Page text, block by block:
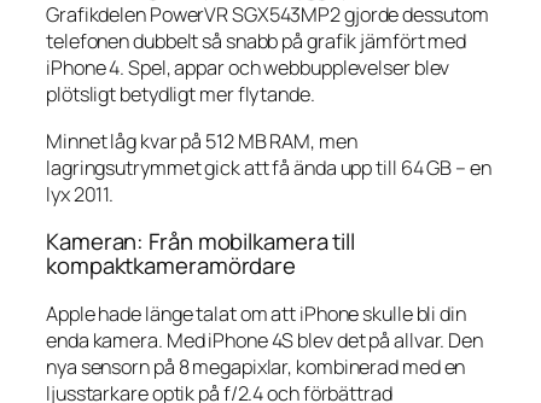
Grafikdelen PowerVR SGX543MP2 gjorde dessutom
telefonen dubbelt så snabb på grafik jämfört med
iPhone 4. Spel, appar och webbupplevelser blev
plötsligt betydligt mer flytande.
Minnet låg kvar på 512 MB RAM, men
lagringsutrymmet gick att få ända upp till 64 GB – en
lyx 2011.
Kameran: Från mobilkamera till
kompaktkameramördare
Apple hade länge talat om att iPhone skulle bli din
enda kamera. Med iPhone 4S blev det på allvar. Den
nya sensorn på 8 megapixlar, kombinerad med en
ljusstarkare optik på f/2.4 och förbättrad